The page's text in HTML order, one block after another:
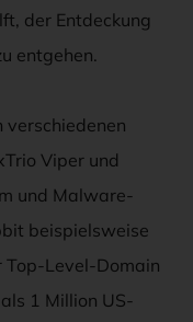
der Entdeckung
entgehen.
verschiedenen
Viper und
und Malware-
beispielsweise
Level-Domain
1 Million US-